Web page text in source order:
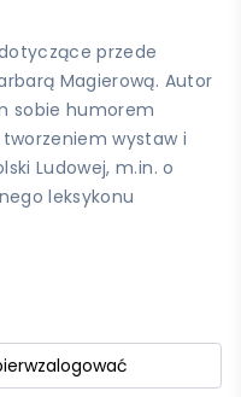
przede
Magierową. Autor
sobie humorem
wystaw i
Ludowej, m.in. o
leksykonu
zalogować